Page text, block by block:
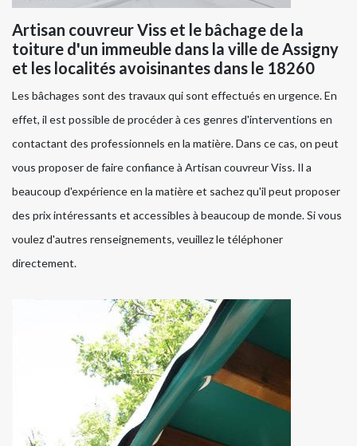
Artisan couvreur Viss et le bâchage de la
toiture d'un immeuble dans la ville de Assigny
et les localités avoisinantes dans le 18260
Les bâchages sont des travaux qui sont effectués en urgence. En
effet, il est possible de procéder à ces genres d'interventions en
contactant des professionnels en la matière. Dans ce cas, on peut
vous proposer de faire confiance à Artisan couvreur Viss. Il a
beaucoup d'expérience en la matière et sachez qu'il peut proposer
des prix intéressants et accessibles à beaucoup de monde. Si vous
voulez d'autres renseignements, veuillez le téléphoner
directement.